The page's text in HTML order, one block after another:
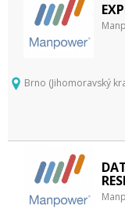
Brno (Jihomoravský